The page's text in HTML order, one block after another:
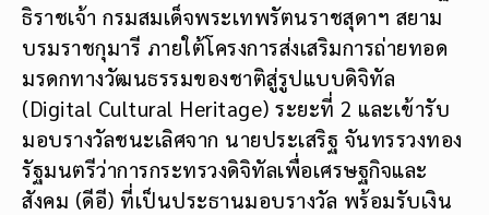
ธิราชเจ้า กรมสมเด็จพระเทพรัตนราชสุดาฯ สยาม
บรมราชกุมารี ภายใต้โครงการส่งเสริมการถ่ายทอด
มรดกทางวัฒนธรรมของชาติสู่รูปแบบดิจิทัล
(Digital Cultural Heritage) ระยะที่ 2 และเข้ารับ
มอบรางวัลชนะเลิศจาก นายประเสริฐ จันทรรวงทอง
รัฐมนตรีว่าการกระทรวงดิจิทัลเพื่อเศรษฐกิจและ
สังคม (ดีอี) ที่เป็นประธานมอบรางวัล พร้อมรับเงิน